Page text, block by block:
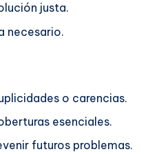
justa.
necesario.
o carencias.
esenciales.
futuros problemas.